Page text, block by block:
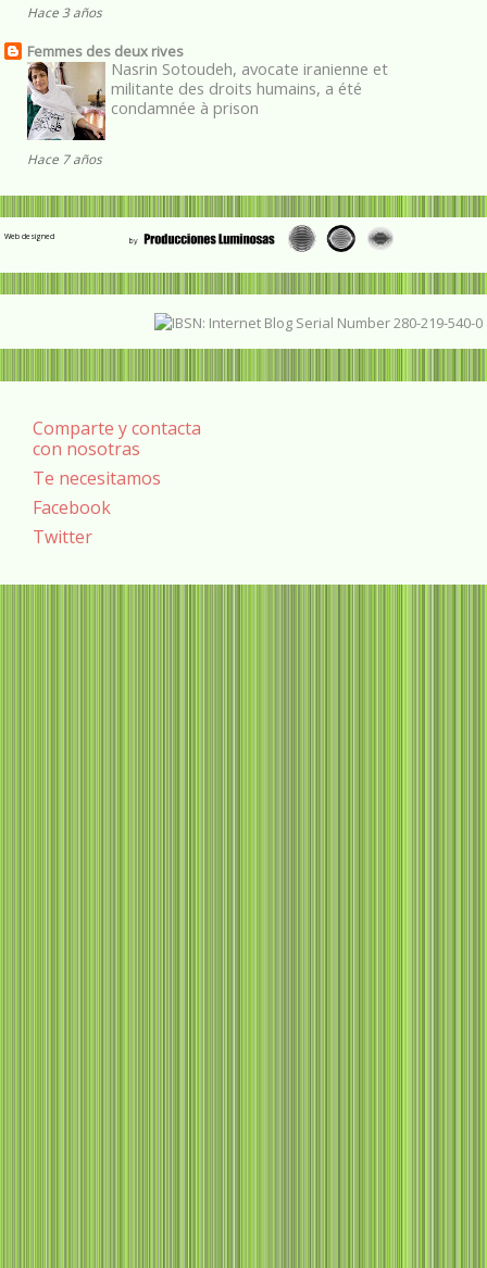
Hace 3 años
Femmes des deux rives
Nasrin Sotoudeh, avocate iranienne et
militante des droits humains, a été
condamnée à prison
Hace 7 años
Web designed
Comparte y contacta
con nosotras
Te necesitamos
Facebook
Twitter